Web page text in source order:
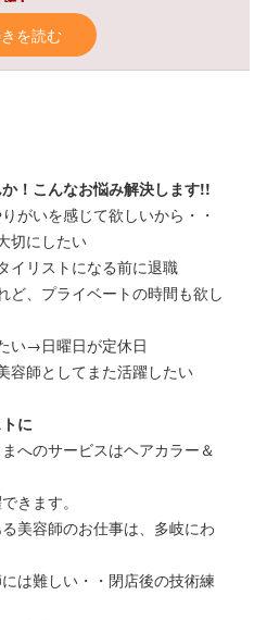
ける環境を用意。
働いてみませんか♪
を考慮します！
イムなど・・
ーOK♪（材料費も無料）
すので、営業中でも無償でヘ
さいね。
得に！？
ことができる商品なら購入可
を読む
！こんなお悩み解決します!!
がいを感じて欲しいから・・
切にしたい
イリストになる前に退職
ど、プライベートの時間も欲し
い→日曜日が定休日
容師としてまた活躍したい
に
へのサービスはヘアカラー＆
きます。
美容師のお仕事は、多岐にわ
は難しい・・閉店後の技術練